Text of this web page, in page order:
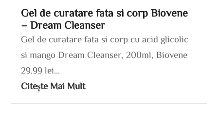
Gel de curatare fata si corp Biovene
– Dream Cleanser
Gel de curatare fata si corp cu acid glicolic
si mango Dream Cleanser, 200ml, Biovene
29.99 lei...
Citește Mai Mult